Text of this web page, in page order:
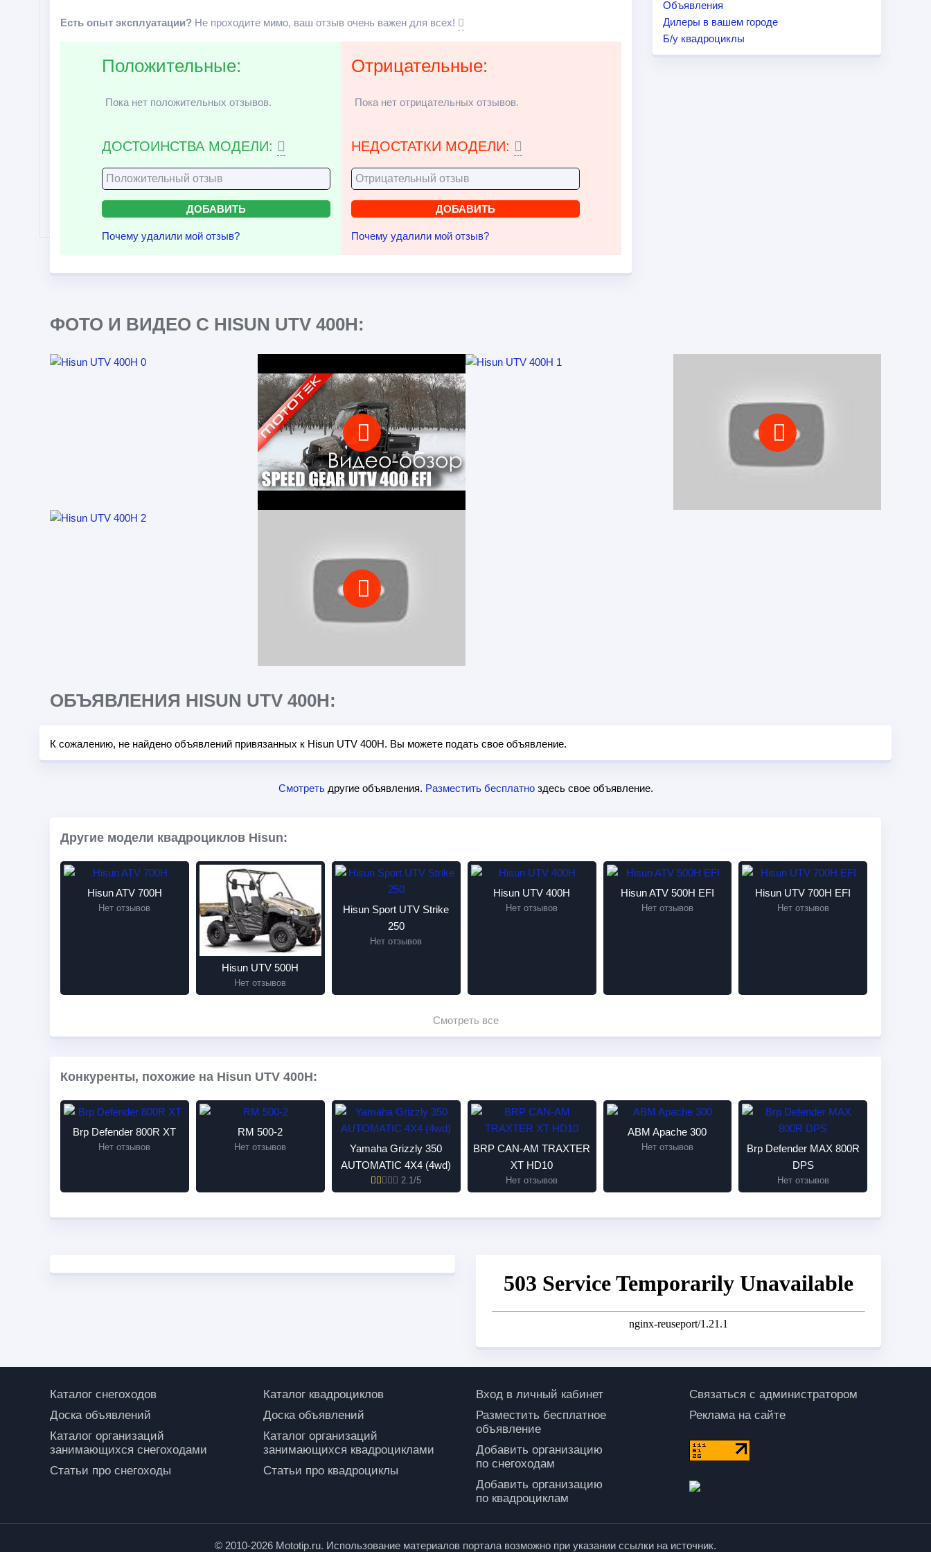
Есть опыт эксплуатации? Не проходите мимо, ваш отзыв очень важен для всех!
Положительные:
Пока нет положительных отзывов.
ДОСТОИНСТВА МОДЕЛИ:
Почему удалили мой отзыв?
Отрицательные:
Пока нет отрицательных отзывов.
НЕДОСТАТКИ МОДЕЛИ:
Почему удалили мой отзыв?
Объявления
Дилеры в вашем городе
Б/у квадроциклы
ФОТО И ВИДЕО С HISUN UTV 400H:
ОБЪЯВЛЕНИЯ HISUN UTV 400H:
К сожалению, не найдено объявлений привязанных к Hisun UTV 400H. Вы можете подать свое объявление.
Смотретьдругие объявления. Разместить бесплатноздесь свое объявление.
Другие модели квадроциклов Hisun:
Hisun ATV 700H
Нет отзывов
Hisun UTV 500H
Нет отзывов
Hisun Sport UTV Strike
250
Нет отзывов
Hisun UTV 400H
Нет отзывов
Hisun ATV 500H EFI
Нет отзывов
Hisun UTV 700H EFI
Нет отзывов
Смотреть все
Конкуренты, похожие на Hisun UTV 400H:
Brp Defender 800R XT
Нет отзывов
RM 500-2
Нет отзывов
Yamaha Grizzly 350
AUTOMATIC 4X4 (4wd)
2.1/5
BRP CAN-AM TRAXTER
XT HD10
Нет отзывов
ABM Apache 300
Нет отзывов
Brp Defender MAX 800R
DPS
Нет отзывов
Каталог снегоходов
Доска объявлений
Каталог организаций
занимающихся снегоходами
Статьи про снегоходы
Каталог квадроциклов
Доска объявлений
Каталог организаций
занимающихся квадроциклами
Статьи про квадроциклы
Вход в личный кабинет
Разместить бесплатное
объявление
Добавить организацию
по снегоходам
Добавить организацию
по квадроциклам
Связаться с администратором
Реклама на сайте
© 2010-2026 Mototip.ru. Использование материалов портала возможно при указании ссылки на источник.